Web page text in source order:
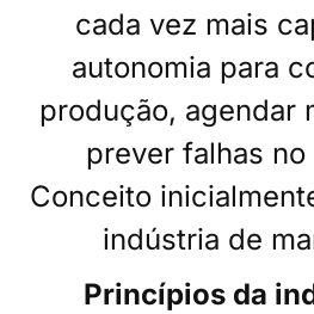
cada vez mais
autonomia para
produção, agendar
prever falhas
Conceito
indústria de
Princípios da